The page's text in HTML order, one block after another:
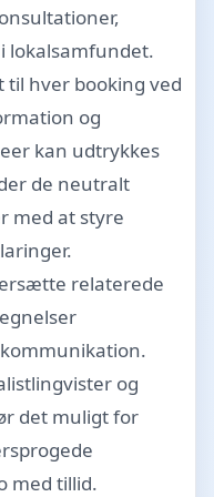
lokalsamfundet.
til hver booking ved
og
kan udtrykkes
de neutralt
med at styre
relaterede
og
det muligt for
med tillid.